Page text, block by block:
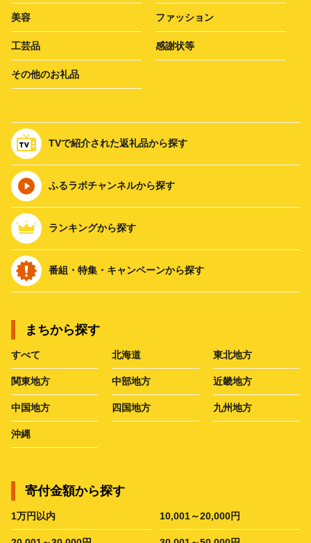
美容 ファッション
工芸品 感謝状等
その他のお礼品
TVで紹介された返礼品から探す
ふるラボチャンネルから探す
ランキングから探す
番組・特集・キャンペーンから探す
まちから探す
すべて 北海道 東北地方
関東地方 中部地方 近畿地方
中国地方 四国地方 九州地方
沖縄
寄付金額から探す
1万円以内 10,001～20,000円